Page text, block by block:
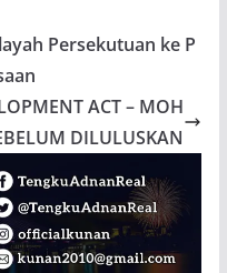
Persekutuan ke P
ACT – MOH
DILULUSKAN